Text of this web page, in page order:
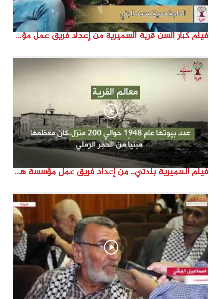
فيلم كبار السن قرية السميرية من إعداد فريق عمل مؤسسة هوية
فيلم السميرية بلدتي.. من إعداد فريق عمل مؤسسة هوية